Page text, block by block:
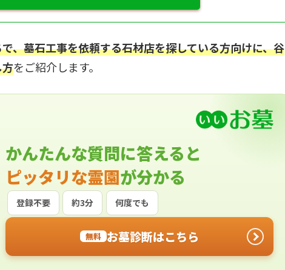
、墓石工事を依頼する石材店を探している方向けに、谷
をご紹介します。
かんたんな質問に答えると
ピッタリな霊園が分かる
登録不要 約3分 何度でも
無料 お墓診断はこちら